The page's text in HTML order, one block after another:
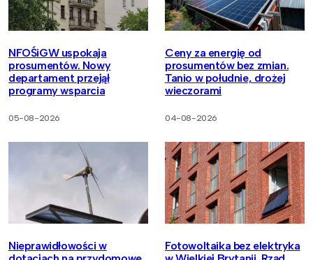
NFOŚiGW uspokaja
prosumentów. Nowy
departament przejął
programy wsparcia
05-08-2026
Ceny za energię od
prosumentów bez zmian.
Tanio w południe, drożej
wieczorami
04-08-2026
Nieprawidłowości w
Fotowoltaika bez elektryka